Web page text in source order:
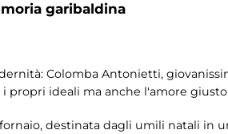
garibaldina
Colomba Antonietti,
propri ideali ma anche l'amore
destinata dagli umili natali in